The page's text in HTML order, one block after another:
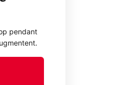
pendant